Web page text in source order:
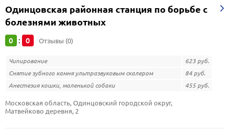
Одинцовская районная станция по борьбе с
болезнями животных
0 : 0 Отзывы (0)
Чипирование
623 руб.
Снятие зубного камня ультразвуковым скалером
84 руб.
Анестезия кошки, маленькой собаки
455 руб.
Московская область, Одинцовский городской округ,
Матвейково деревня, 2